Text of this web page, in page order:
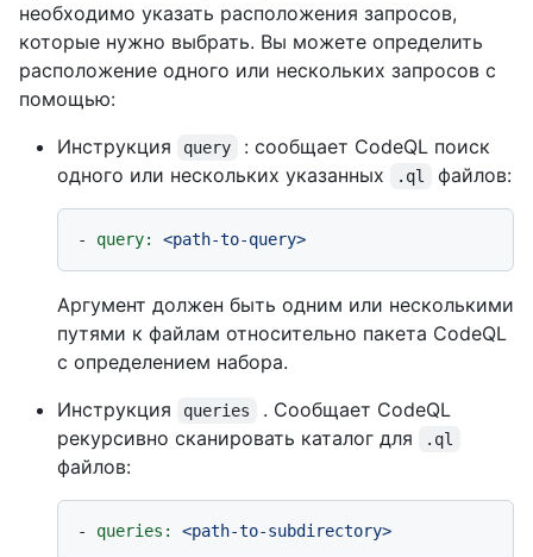
необходимо указать расположения запросов,
которые нужно выбрать. Вы можете определить
расположение одного или нескольких запросов с
помощью:
Инструкция
query
: сообщает CodeQL поиск
одного или нескольких указанных
.ql файлов:
- query: <path-to-query>
Аргумент должен быть одним или несколькими
путями к файлам относительно пакета CodeQL
с определением набора.
Инструкция
queries
. Сообщает CodeQL
рекурсивно сканировать каталог для
.ql
файлов:
- queries: <path-to-subdirectory>